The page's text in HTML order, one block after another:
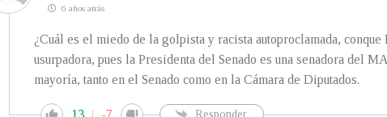
6 años atrás
¿Cuál es el miedo de la golpista y racista autoproclamada,
usurpadora, pues la Presidenta del Senado es una senadora del
mayoría, tanto en el Senado como en la Cámara de Diputados.
13 -7 Responder